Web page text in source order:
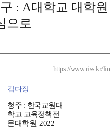
: A대학교 대학원
으로
https://www.riss.kr/
김다정
청주 : 한국교원대
학교 교육정책전
문대학원, 2022